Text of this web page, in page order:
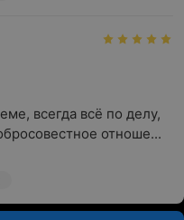
всегда всё по делу,
отноше...